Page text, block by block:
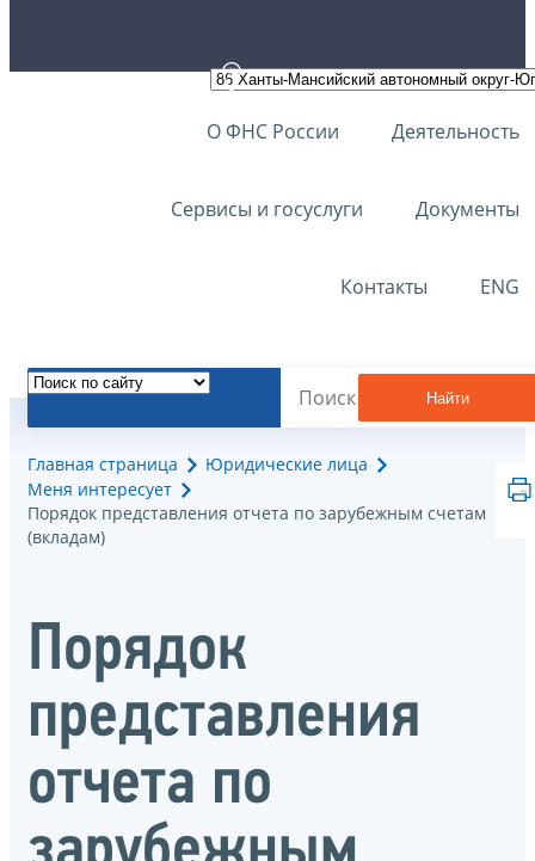
О ФНС России Деятельность
Сервисы и госуслуги Документы
Контакты ENG
Найти
Главная страница
Юридические лица
Меня интересует
Порядок представления отчета по зарубежным счетам
(вкладам)
Порядок
представления
отчета по